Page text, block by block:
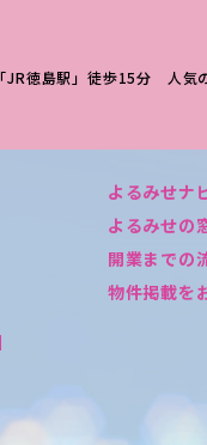
JR徳島駅」徒歩15分 人気
よるみせナ
よるみせの
開業までの
物件掲載を